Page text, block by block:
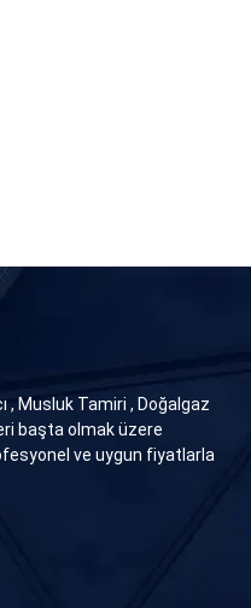
, Musluk Tamiri , Doğalgaz
başta olmak üzere
ve uygun fiyatlarla